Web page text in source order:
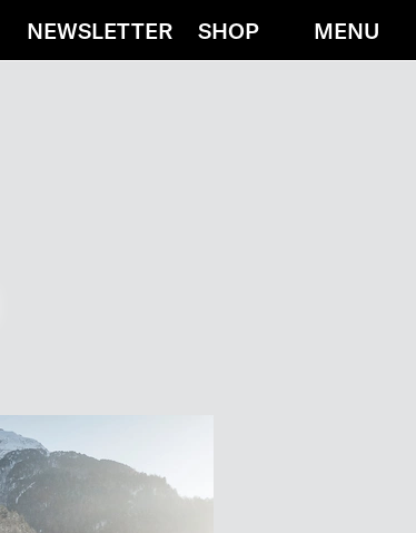
SucheNEWSLETTER SHOP MENU